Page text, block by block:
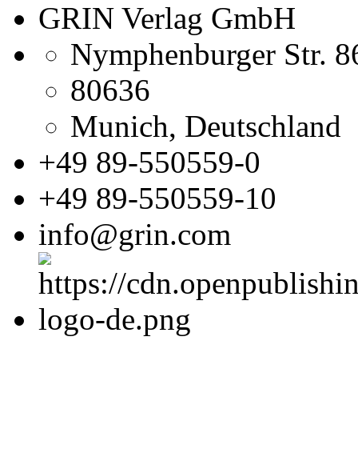
GRIN Verlag GmbH
Nymphenburger Str.
80636
Munich, Deutschland
+49 89-550559-0
+49 89-550559-10
info@grin.com